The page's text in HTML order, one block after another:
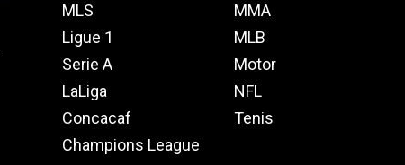
MLS
Ligue 1
Serie A
LaLiga
Concacaf
Champions League
MMA
MLB
Motor
NFL
Tenis